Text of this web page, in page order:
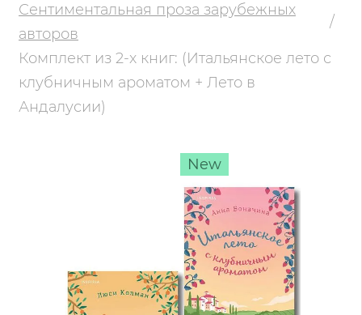
Сентиментальная проза зарубежных
авторов
Комплект из 2-х книг: (Итальянское лето с
клубничным ароматом + Лето в
Андалусии)
New